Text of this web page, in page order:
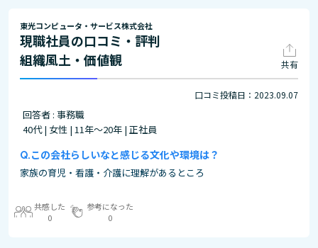
東光コンピュータ・サービス株式会社
現職社員の口コミ・評判
組織風土・価値観
共有
口コミ投稿日：2023.09.07
回答者 : 事務職
40代 | 女性 | 11年～20年 | 正社員
この会社らしいなと感じる文化や環境は？
家族の育児・看護・介護に理解があるところ
共感した
0
参考になった
0